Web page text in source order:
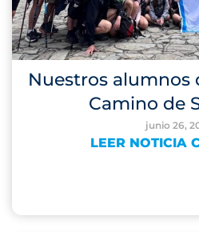
Nuestros alumnos
Camino de
junio 26,
LEER NOTICIA